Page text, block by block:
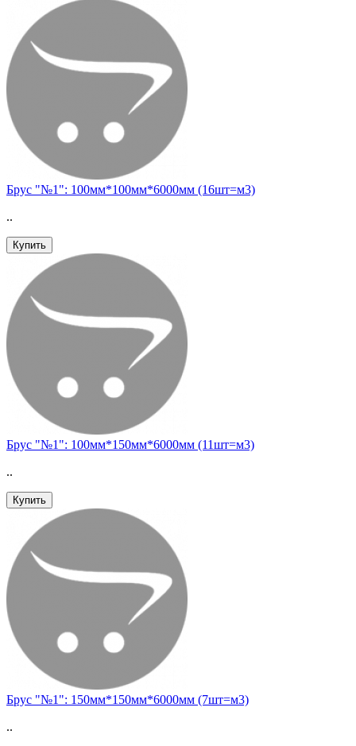
Брус "№1": 100мм*100мм*6000мм (16шт=м3)
..
Купить
Брус "№1": 100мм*150мм*6000мм (11шт=м3)
..
Купить
Брус "№1": 150мм*150мм*6000мм (7шт=м3)
..